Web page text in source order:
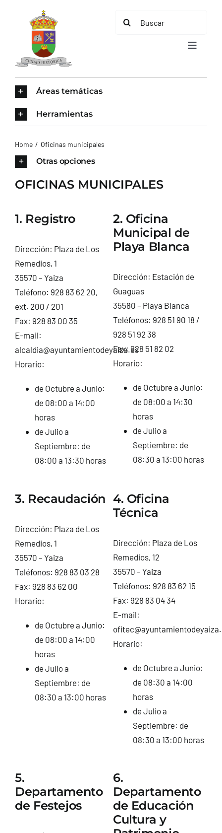
contenido
Buscar:
Toggle
Áreas temáticas
Herramientas
Home Oficinas municipales
Otras opciones
OFICINAS MUNICIPALES
1. Registro
Dirección: Plaza de Los
Remedios, 1
35570 – Yaiza
Teléfono: 928 83 62 20,
ext. 200 / 201
Fax: 928 83 00 35
E-mail:
alcaldia@ayuntamientodeyaiza.es
Horario:
de Octubre a Junio:
de 08:00 a 14:00
horas
de Julio a
Septiembre: de
08:00 a 13:30 horas
2. Oficina
Municipal de
Playa Blanca
Dirección: Estación de
Guaguas
35580 – Playa Blanca
Teléfonos: 928 51 90 18 /
928 51 92 38
Fax: 928 51 82 02
Horario:
de Octubre a Junio:
de 08:00 a 14:30
horas
de Julio a
Septiembre: de
08:30 a 13:00 horas
3. Recaudación
Dirección: Plaza de Los
Remedios, 1
35570 – Yaiza
Teléfonos: 928 83 03 28
Fax: 928 83 62 00
Horario:
de Octubre a Junio:
de 08:00 a 14:00
horas
de Julio a
Septiembre: de
08:30 a 13:00 horas
4. Oficina
Técnica
Dirección: Plaza de Los
Remedios, 12
35570 – Yaiza
Teléfonos: 928 83 62 15
Fax: 928 83 04 34
E-mail:
Horario:
de Octubre a Junio:
de 08:30 a 14:00
horas
de Julio a
Septiembre: de
08:30 a 13:00 horas
5.
Departamento
de Festejos
6.
Departamento
de Educación
Cultura y